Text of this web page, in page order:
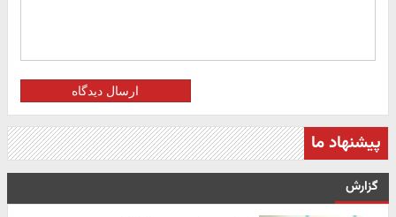
ارسال دیدگاه
پیشنهاد ما
گزارش